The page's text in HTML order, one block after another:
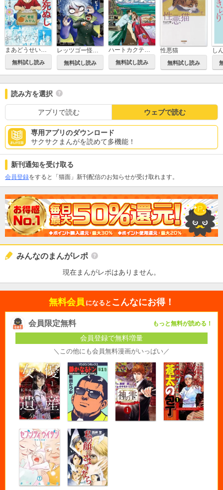
まあどうせいつか死ぬし ～清野とおる不条理ギャグ短編集～
無料試し読み
レッツゴー怪奇組
無料試し読み
ハートカクテル ルネサンス
無料試し読み
性悪猫
無料試し読み
し
読み方を選択
アプリで読む ウェブで読む
専用アプリのダウンロード
サクサクまんがを読めて多機能！
新刊通知を受け取る
会員登録をすると「猫面」新刊配信のお知らせが受け取れます。
みんなのまんがレポ
現在まんがレポはありません。
無料会員 になると こんなにお得！
会員限定無料 もっと無料が読める！
会員登録で無料増量
＼この他にも会員無料漫画がいっぱい／